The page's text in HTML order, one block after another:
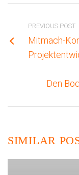
PREVIOUS POST
Mitmach-
Den
SIMILAR